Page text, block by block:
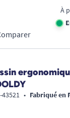
À
43521 • Fabriqué en